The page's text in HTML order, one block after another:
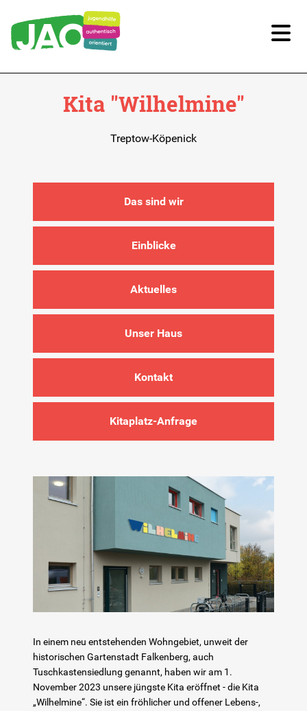
Unsere Qualität
Freiwilligendienste
In Schule
Lerntherapie
Über uns
Kita "Wilhelmine"
Treptow-Köpenick
Das sind wir
Einblicke
Aktuelles
Unser Haus
Kontakt
Kitaplatz-Anfrage
In einem neu entstehenden Wohngebiet, unweit der
historischen Gartenstadt Falkenberg, auch
Tuschkastensiedlung genannt, haben wir am 1.
November 2023 unsere jüngste Kita eröffnet - die Kita
„Wilhelmine“. Sie ist ein fröhlicher und offener Lebens-,